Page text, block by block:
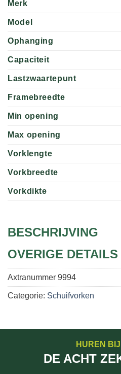
Merk
Model
Ophanging
Capaciteit
Lastzwaartepunt
Framebreedte
Min opening
Max opening
Vorklengte
Vorkbreedte
Vorkdikte
BESCHRIJVING
OVERIGE DETAILS
Axtranummer 9994
Categorie: Schuifvorken
HUREN
DE ACHT